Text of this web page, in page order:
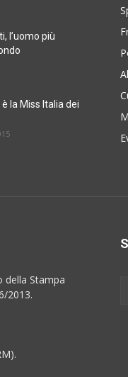
l’uomo più
la Miss Italia dei
della Stampa
2013.